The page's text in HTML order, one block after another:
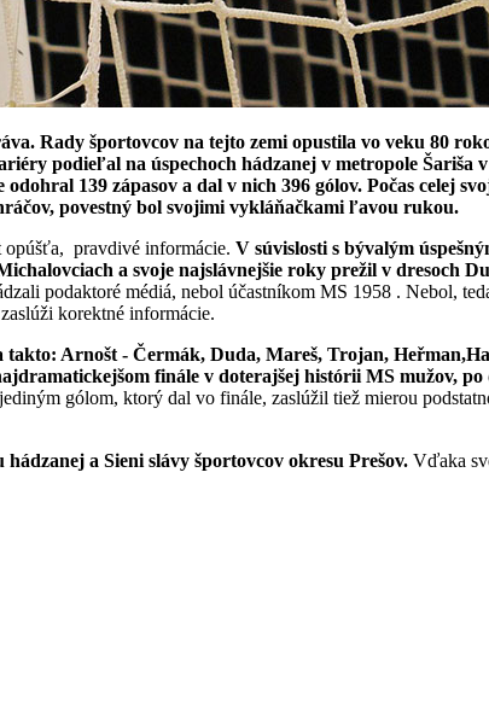
Rady športovcov na tejto zemi opustila vo veku 80
podieľal na úspechoch hádzanej v metropole
139 zápasov a dal v nich 396 gólov. Počas celej
povestný bol svojimi vykláňačkami ľavou rukou.
opúšťa, pravdivé informácie. V súvislosti s bývalým
a svoje najslávnejšie roky prežil v dresoch
podaktoré médiá, nebol účastníkom MS 1958 . Nebol,
korektné informácie.
takto: Arnošt - Čermák, Duda, Mareš, Trojan,
finále v doterajšej histórii MS mužov,
gólom, ktorý dal vo finále, zaslúžil tiež mierou
a Sieni slávy športovcov okresu Prešov. Vďaka